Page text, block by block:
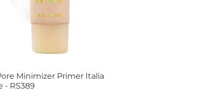
Vista rápida
Minimizer Primer Italia
- RS389